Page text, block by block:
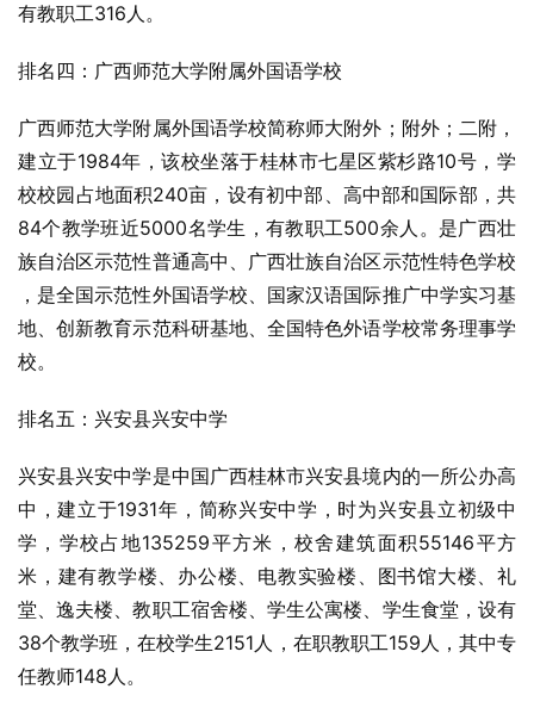
有教职工316人。
排名四：广西师范大学附属外国语学校
广西师范大学附属外国语学校简称师大附外 ；附外；二附，
建立于1984年，该校坐落于桂林市七星区紫杉路10号，学
校校园占地面积240亩，设有初中部、高中部和国际部，共
84个教学班近5000名学生，有教职工500余人。是广西壮
族自治区示范性普通高中、广西壮族自治区示范性特色学校
，是全国示范性外国语学校、国家汉语国际推广中学实习基
地、创新教育示范科研基地、全国特色外语学校常务理事学
校。
排名五：兴安县兴安中学
兴安县兴安中学是中国广西桂林市兴安县境内的一所公办高
中，建立于1931年，简称兴安中学，时为兴安县立初级中
学，学校占地135259平方米，校舍建筑面积55146平方
米，建有教学楼、办公楼、电教实验楼、图书馆大楼、礼
堂、逸夫楼、教职工宿舍楼、学生公寓楼、学生食堂，设有
38个教学班，在校学生2151人，在职教职工159人，其中专
任教师148人。